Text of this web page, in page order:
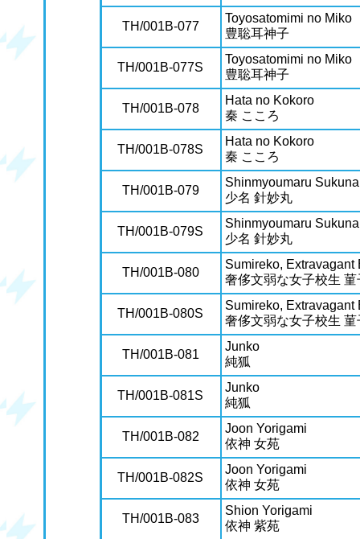
TH/001B-077
Toyosatomimi no Miko
豊聡耳神子
TH/001B-077S
Toyosatomimi no Miko
豊聡耳神子
TH/001B-078
Hata no Kokoro
秦 こころ
TH/001B-078S
Hata no Kokoro
秦 こころ
TH/001B-079
Shinmyoumaru Sukuna
少名 針妙丸
TH/001B-079S
Shinmyoumaru Sukuna
少名 針妙丸
TH/001B-080
Sumireko,
奢侈文弱な女子校生 菫
TH/001B-080S
Sumireko,
奢侈文弱な女子校生 菫
TH/001B-081
Junko
純狐
TH/001B-081S
Junko
純狐
TH/001B-082
Joon Yorigami
依神 女苑
TH/001B-082S
Joon Yorigami
依神 女苑
TH/001B-083
Shion Yorigami
依神 紫苑